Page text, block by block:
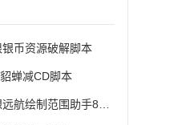
银币资源破解脚本
蝉减CD脚本